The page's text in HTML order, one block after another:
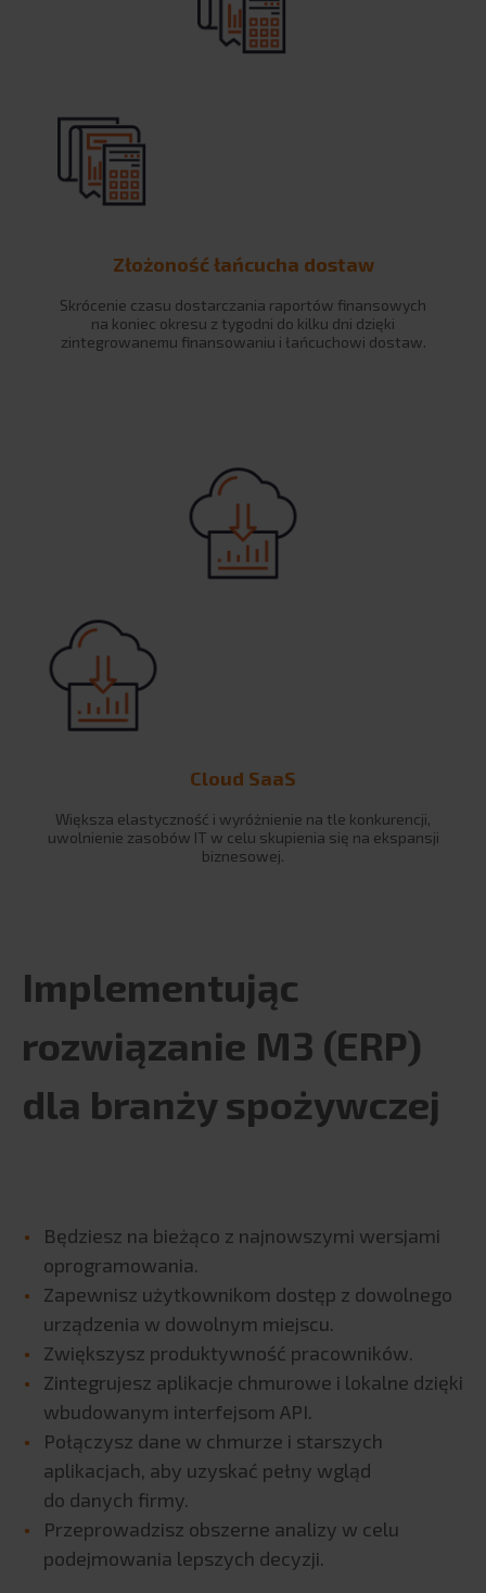
Encyklopedia
Współpraca z uczelniami
Złożoność łańcucha dostaw
Skrócenie czasu dostarczania raportów finansowych
na koniec okresu z tygodni do kilku dni dzięki
zintegrowanemu finansowaniu i łańcuchowi dostaw.
Cloud SaaS
Większa elastyczność i wyróżnienie na tle konkurencji,
uwolnienie zasobów IT w celu skupienia się na ekspansji
biznesowej.
Implementując
rozwiązanie M3 (ERP)
dla branży spożywczej
Będziesz na bieżąco z najnowszymi wersjami
oprogramowania.
Zapewnisz użytkownikom dostęp z dowolnego
urządzenia w dowolnym miejscu.
Zwiększysz produktywność pracowników.
Zintegrujesz aplikacje chmurowe i lokalne dzięki
wbudowanym interfejsom API.
Połączysz dane w chmurze i starszych
aplikacjach, aby uzyskać pełny wgląd
do danych firmy.
Przeprowadzisz obszerne analizy w celu
podejmowania lepszych decyzji.